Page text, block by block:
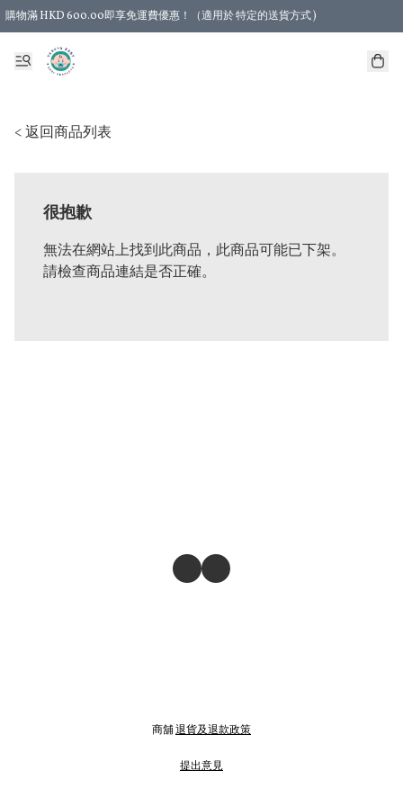
購物滿 HKD 600.00即享免運費優惠！（適用於 特定的送貨方式 )
< 返回商品列表
很抱歉
無法在網站上找到此商品，此商品可能已下架。
請檢查商品連結是否正確。
商舖退貨及退款政策
提出意見